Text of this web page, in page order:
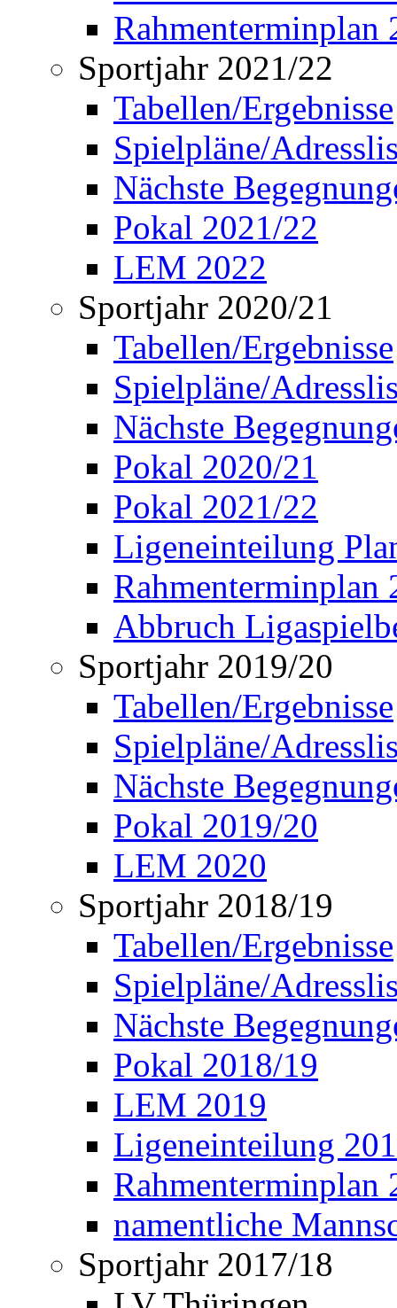
Rahmenterminplan
Sportjahr 2021/22
Tabellen/Ergebnisse
Spielpläne/
Nächste
Pokal 2021/22
LEM 2022
Sportjahr 2020/21
Tabellen/Ergebnisse
Spielpläne/
Nächste
Pokal 2020/21
Pokal 2021/22
Ligeneinteilung
Rahmenterminplan
Abbruch
Sportjahr 2019/20
Tabellen/Ergebnisse
Spielpläne/
Nächste
Pokal 2019/20
LEM 2020
Sportjahr 2018/19
Tabellen/Ergebnisse
Spielpläne/
Nächste
Pokal 2018/19
LEM 2019
Ligeneinteilung
Rahmenterminplan
namentliche
Sportjahr 2017/18